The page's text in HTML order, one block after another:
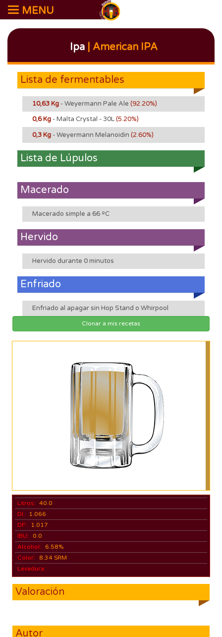
MENU
Ipa| American IPA
Lista de fermentables
10,63 Kg - Weyermann Pale Ale (92.20%)
0,6 Kg - Malta Crystal - 30L(5.20%)
0,3 Kg - Weyermann Melanoidin (2.60%)
Lista de Lúpulos
Macerado
Macerado simple a 66 ºC
Hervido
Hervido durante 0 minutos
Enfriado
Enfriado al apagar sin Hop Stand o Whirpool
Clonar a mis recetas
Litros: 40.0
DI:
1.066
DF:
1.017
IBU:
0.0
Alcohol:
6.58%
Color:
8.34 SRM
Levadura:
Valoración
Autor